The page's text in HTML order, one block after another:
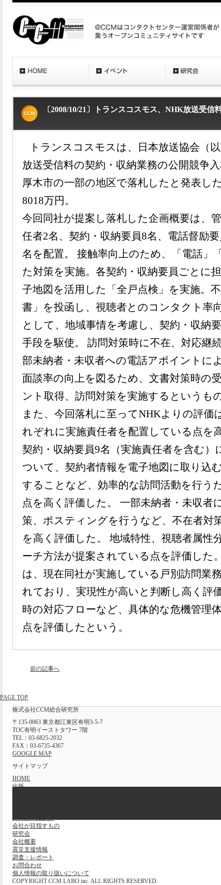
〔2008/10/21〕トランスコスモス、NHK放送受信
トランスコスモスは、日本放送協会（
放送受信料の契約・収納業務の公開競争
厚木市の一部の地区で落札したと発表し
8018万円。
今回同社が提案し落札した企画概要は、
任者2名、契約・収納要員8名、電話督励
名を配置。 接触率向上のため、「電話」
た対策を実施。各契約・収納要員ごとに
子地図を活用した「全戸点検」を実施。
書」を投函し、視聴者とのコンタクト率
として、地域事情を考慮し、契約・収納
手段を駆使。 訪問対策時に不在、対応継
部未納者・未収者への電話アポイントに
面談率の向上を図るため、文書対策時の
ント取得、訪問対策を実施するというも
また、今回落札に至ってNHKよりの評価
れぞれに実施責任者を配置している点を
契約・収納要員9名（実施責任者を含む）
ついて、契約者情報を電子地図に取り込
することなど、効率的な訪問活動を行う
点を高く評価した。 一部未納者・未収者
策、ポスティングを行うなど、不在者対
を高く評価した。 地域特性、視聴者属性
ーチ方法が提案されている点を評価した
は、現在同社が実施している戸別訪問業
れており、実現性が高いと判断し高く評
時の対応フローなど、具体的な危機管理
点を評価したという。
前の記事へ
PAGE TOP
株式会社CCM総合研究所
〒135-0063 東京都江東区有明3-5-7
TOC有明イーストタワー 7階
TEL：03-6825-2032
FAX：03-6735-4367
GOOGLE MAP
サイトマップ
HOME
出版
会社が目指すもの
研究会
会社概要
震災支援情報
調査・レポート
お問合わせ
個人情報の取り扱いについて
COPYRIGHT CCM LABO inc. ALL RIGHTS RESERVED.